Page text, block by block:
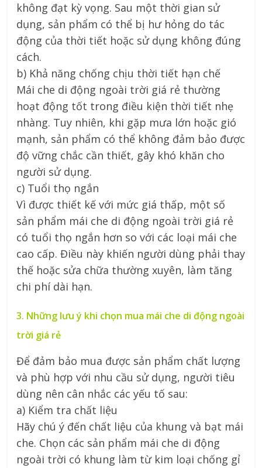
không đạt kỳ vọng. Sau một thời gian sử
dụng, sản phẩm có thể bị hư hỏng do tác
động của thời tiết hoặc sử dụng không đúng
cách.
b) Khả năng chống chịu thời tiết hạn chế
Mái che di động ngoài trời giá rẻ thường
hoạt động tốt trong điều kiện thời tiết nhẹ
nhàng. Tuy nhiên, khi gặp mưa lớn hoặc gió
mạnh, sản phẩm có thể không đảm bảo được
độ vững chắc cần thiết, gây khó khăn cho
người sử dụng.
c) Tuổi thọ ngắn
Vì được thiết kế với mức giá thấp, một số
sản phẩm mái che di động ngoài trời giá rẻ
có tuổi thọ ngắn hơn so với các loại mái che
cao cấp. Điều này khiến người dùng phải thay
thế hoặc sửa chữa thường xuyên, làm tăng
chi phí dài hạn.
3. Những lưu ý khi chọn mua mái che di động ngoài
trời giá rẻ
Để đảm bảo mua được sản phẩm chất lượng
và phù hợp với nhu cầu sử dụng, người tiêu
dùng nên cân nhắc các yếu tố sau:
a) Kiểm tra chất liệu
Hãy chú ý đến chất liệu của khung và bạt mái
che. Chọn các sản phẩm mái che di động
ngoài trời có khung làm từ kim loại chống gỉ